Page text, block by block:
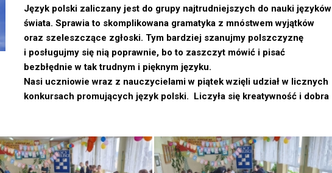
Język polski zaliczany jest do grupy najtrudniejszych do nauki języków
świata. Sprawia to skomplikowana gramatyka z mnóstwem wyjątków
oraz szeleszczące zgłoski. Tym bardziej szanujmy polszczyznę
i posługujmy się nią poprawnie, bo to zaszczyt mówić i pisać
bezbłędnie w tak trudnym i pięknym języku.
Nasi uczniowie wraz z nauczycielami w piątek wzięli udział w licznych
konkursach promujących język polski. Liczyła się kreatywność i dobra